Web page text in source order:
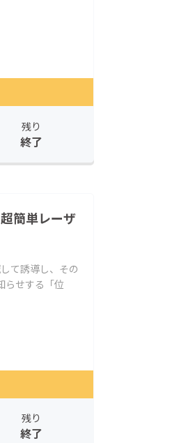
残り
終了
簡単レーザ
て誘導し、その
らせする「位
残り
終了